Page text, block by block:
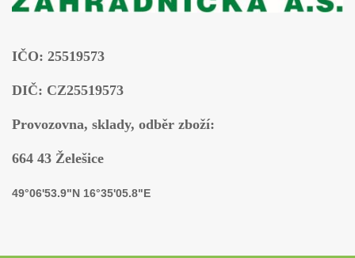
IČO: 25519573
DIČ: CZ25519573
Provozovna, sklady, odběr zboží:
664 43 Želešice
49°06'53.9"N 16°35'05.8"E